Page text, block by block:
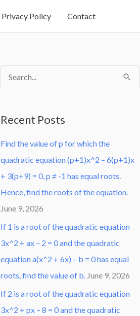
Privacy Policy Contact
c
h
f
o
r
:
Recent Posts
Find the value of p for which the
quadratic equation (p+1)x^2 – 6(p+1)x
+ 3(p+9) = 0, p ≠ -1 has equal roots.
Hence, find the roots of the equation.
June 9, 2026
If 1 is a root of the quadratic equation
3x^2 + ax – 2 = 0 and the quadratic
equation a(x^2 + 6x) – b = 0 has equal
roots, find the value of b. June 9, 2026
If 2 is a root of the quadratic equation
3x^2 + px – 8 = 0 and the quadratic